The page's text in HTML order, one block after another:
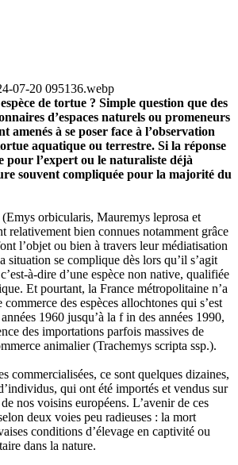
de tortue ? Simple question que des
d’espaces naturels ou promeneurs
amenés à se poser face à l’observation
aquatique ou terrestre. Si la réponse
pour l’expert ou le naturaliste déjà
souvent compliquée pour la majorité du
(Emys orbicularis, Mauremys leprosa et
relativement bien connues notamment grâce
l’objet ou bien à travers leur médiatisation
situation se complique dès lors qu’il s’agit
à-dire d’une espèce non native, qualifiée
Et pourtant, la France métropolitaine n’a
commerce des espèces allochtones qui s’est
1960 jusqu’à la f in des années 1990,
des importations parfois massives de
animalier (Trachemys scripta ssp.).
commercialisées, ce sont quelques dizaines,
qui ont été importés et vendus sur
nos voisins européens. L’avenir de ces
deux voies peu radieuses : la mort
conditions d’élevage en captivité ou
dans la nature.